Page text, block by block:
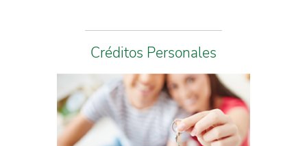
Créditos Personales